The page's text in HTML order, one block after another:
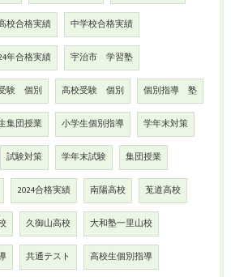
校合格実績 中学校合格実績
年合格実績 宇治市 学習塾
験 個別 高校受験 個別 個別指導 塾
集団授業 小学生個別指導 学年末対策
試験対策 学年末試験 集団授業
2024合格実績 南陽高校 莵道高校
久御山高校 大和塾一里山校
共通テスト 高校生個別指導